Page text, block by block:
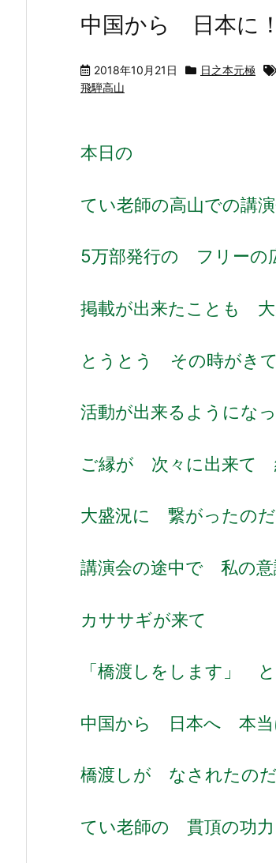
中国から 日本に！
2018年10月21日 日之本元極
飛騨高山
本日の
てい老師の高山での講
5万部発行の フリーの
掲載が出来たことも
とうとう その時がき
活動が出来るようにな
ご縁が 次々に出来て
大盛況に 繋がったのだ
講演会の途中で 私の意
カササギが来て
「橋渡しをします」 と
中国から 日本へ 本当
橋渡しが なされたの
てい老師の 貫頂の功